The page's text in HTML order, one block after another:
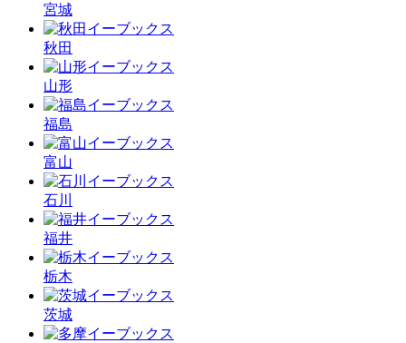
宮城
秋田
山形
福島
富山
石川
福井
栃木
茨城